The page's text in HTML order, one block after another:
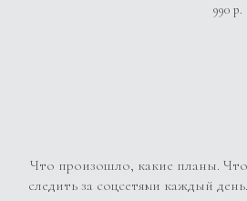
990 р.
Что произошло, какие планы.
следить за соцсетями каждый